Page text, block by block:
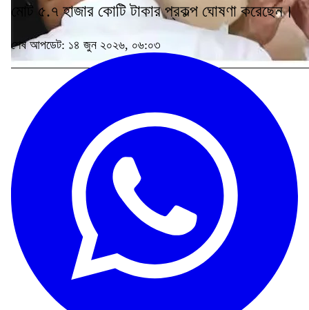
মোট ৫.৭ হাজার কোটি টাকার প্রকল্প ঘোষণা করেছেন।
শেষ আপডেট: ১৪ জুন ২০২৬, ০৬:০৩